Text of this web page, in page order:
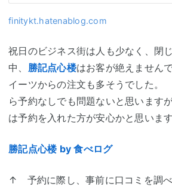
finitykt.hatenablog.com
祝日のビジネス街は人も少なく、閉
中、 勝記点心楼はお客が絶えません
イーツからの注文も多そうでした。
ら予約なしでも問題ないと思います
は予約を入れた方が安心かと思います
勝記点心楼 by 食べログ
↑ 予約に際し、事前に口コミを調